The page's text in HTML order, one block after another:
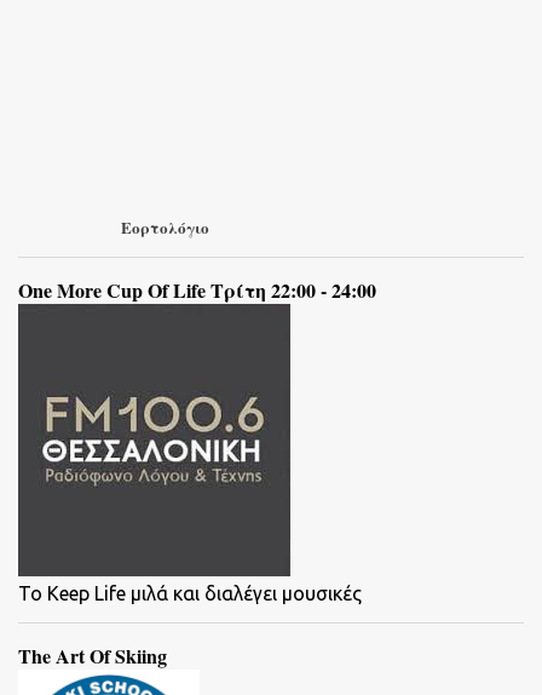
Εορτολόγιο
One More Cup Of Life Τρίτη 22:00 - 24:00
To Keep Life μιλά και διαλέγει μουσικές
The Art Of Skiing